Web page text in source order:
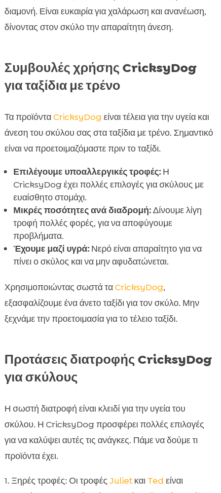
διαμονή. Είναι ευκαιρία για χαλάρωση και ανανέωση,
δίνοντας στον σκύλο την απαραίτητη άνεση.
Συμβουλές χρήσης CricksyDog
για ταξίδια με τρένο
Τα προϊόνταCricksyDogείναι τέλεια για την υγεία και
άνεση του σκύλου σας στα ταξίδια με τρένο. Σημαντικό
είναι να προετοιμαζόμαστε πριν το ταξίδι.
Επιλέγουμε υποαλλεργικές τροφές:Η
CricksyDog έχει πολλές επιλογές για σκύλους με
ευαίσθητο στομάχι.
Μικρές ποσότητες ανά διαδρομή:Δίνουμε λίγη
τροφή πολλές φορές, για να αποφύγουμε
προβλήματα.
Έχουμε μαζί υγρά:Νερό είναι απαραίτητο για να
πίνει ο σκύλος και να μην αφυδατώνεται.
Χρησιμοποιώντας σωστά ταCricksyDog,
εξασφαλίζουμε ένα άνετο ταξίδι για τον σκύλο. Μην
ξεχνάμε την προετοιμασία για το τέλειο ταξίδι.
Προτάσεις διατροφής CricksyDog
για σκύλους
Η σωστή διατροφή είναι κλειδί για την υγεία του
σκύλου. Η CricksyDog προσφέρει πολλές επιλογές
για να καλύψει αυτές τις ανάγκες. Πάμε να δούμε τι
προϊόντα έχει.
1. Ξηρές τροφές: Οι τροφές Julietκαι Tedείναι